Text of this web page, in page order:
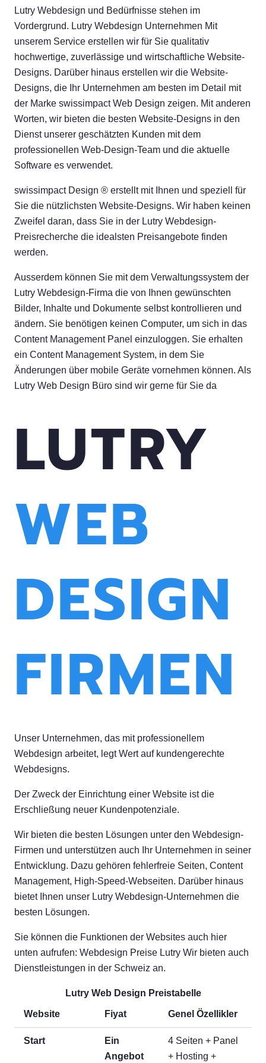
Lutry Webdesign und Bedürfnisse stehen im
Vordergrund. Lutry Webdesign Unternehmen Mit
unserem Service erstellen wir für Sie qualitativ
hochwertige, zuverlässige und wirtschaftliche Website-
Designs. Darüber hinaus erstellen wir die Website-
Designs, die Ihr Unternehmen am besten im Detail mit
der Marke swissimpact Web Design zeigen. Mit anderen
Worten, wir bieten die besten Website-Designs in den
Dienst unserer geschätzten Kunden mit dem
professionellen Web-Design-Team und die aktuelle
Software es verwendet.
swissimpact Design ® erstellt mit Ihnen und speziell für
Sie die nützlichsten Website-Designs. Wir haben keinen
Zweifel daran, dass Sie in der Lutry Webdesign-
Preisrecherche die idealsten Preisangebote finden
werden.
Ausserdem können Sie mit dem Verwaltungssystem der
Lutry Webdesign-Firma die von Ihnen gewünschten
Bilder, Inhalte und Dokumente selbst kontrollieren und
ändern. Sie benötigen keinen Computer, um sich in das
Content Management Panel einzuloggen. Sie erhalten
ein Content Management System, in dem Sie
Änderungen über mobile Geräte vornehmen können. Als
Lutry Web Design Büro sind wir gerne für Sie da
LUTRY
WEB
DESIGN
FIRMEN
Unser Unternehmen, das mit professionellem
Webdesign arbeitet, legt Wert auf kundengerechte
Webdesigns.
Der Zweck der Einrichtung einer Website ist die
Erschließung neuer Kundenpotenziale.
Wir bieten die besten Lösungen unter den Webdesign-
Firmen und unterstützen auch Ihr Unternehmen in seiner
Entwicklung. Dazu gehören fehlerfreie Seiten, Content
Management, High-Speed-Webseiten. Darüber hinaus
bietet Ihnen unser Lutry Webdesign-Unternehmen die
besten Lösungen.
Sie können die Funktionen der Websites auch hier
unten aufrufen: Webdesign Preise Lutry Wir bieten auch
Dienstleistungen in der Schweiz an.
Lutry Web Design Preistabelle
Website Fiyat Genel Özellikler
Start
Ein
Angebot
4 Seiten + Panel
+ Hosting +